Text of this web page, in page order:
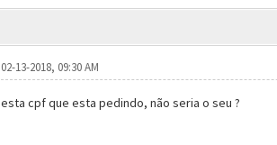
02-13-2018, 09:30 AM
esta cpf que esta pedindo, não seria o seu ?